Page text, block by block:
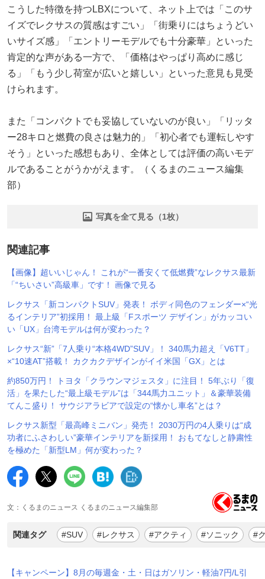
こうした特徴を持つLBXについて、ネット上では「このサ
イズでレクサスの質感はすごい」「街乗りにはちょうどい
いサイズ感」「エントリーモデルでも十分豪華」といった
肯定的な声がある一方で、「価格はやっぱり高めに感じ
る」「もう少し荷室が広いと嬉しい」といった意見も見受
けられます。
また「コンパクトでも妥協していないのが良い」「リッタ
ー28キロと燃費の良さは魅力的」「初心者でも運転しやす
そう」といった感想もあり、全体としては評価の高いモデ
ルであることがうかがえます。（くるまのニュース編集
部）
写真を全て見る（1枚）
関連記事
【画像】超いいじゃん！ これが“一番安くて低燃費”なレクサス最新
「“ちいさい”高級車」です！ 画像で見る
レクサス「新コンパクトSUV」発表！ ボディ同色のフェンダー×“光
るインテリア”初採用！ 最上級「Fスポーツ デザイン」がカッコい
い「UX」台湾モデルは何が変わった？
レクサス“新”「7人乗り“本格4WD”SUV」！ 340馬力超え「V6TT」
×“10速AT”搭載！ カクカクデザインがイイ米国「GX」とは
約850万円！ トヨタ「クラウンマジェスタ」に注目！ 5年ぶり「復
活」を果たした“最上級モデル”は「344馬力ユニット」＆豪華装備
てんこ盛り！ サウジアラビアで設定の“懐かし車名”とは？
レクサス新型「最高峰ミニバン」発売！ 2030万円の4人乗りは“成
功者にふさわしい”豪華インテリアを新採用！ おもてなしと静粛性
を極めた「新型LM」何が変わった？
文：くるまのニュース くるまのニュース編集部
関連タグ #SUV #レクサス #アクティ #ソニック #
【キャンペーン】8月の毎週金・土・日はガソリン・軽油7円/L引